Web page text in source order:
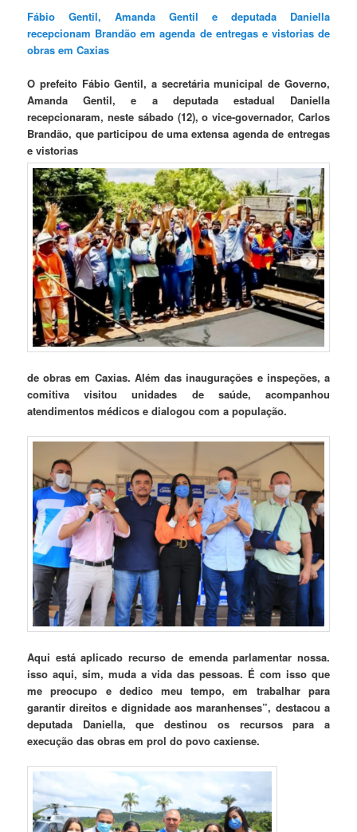
Fábio Gentil, Amanda Gentil e deputada Daniella
recepcionam Brandão em agenda de entregas e vistorias de
obras em Caxias
O prefeito Fábio Gentil, a secretária municipal de Governo,
Amanda Gentil, e a deputada estadual Daniella
recepcionaram, neste sábado (12), o vice-governador, Carlos
Brandão, que participou de uma extensa agenda de entregas
e vistorias
de obras em Caxias. Além das inaugurações e inspeções, a
comitiva visitou unidades de saúde, acompanhou
atendimentos médicos e dialogou com a população.
Aqui está aplicado recurso de emenda parlamentar nossa.
isso aqui, sim, muda a vida das pessoas. É com isso que
me preocupo e dedico meu tempo, em trabalhar para
garantir direitos e dignidade aos maranhenses”, destacou a
deputada Daniella, que destinou os recursos para a
execução das obras em prol do povo caxiense.